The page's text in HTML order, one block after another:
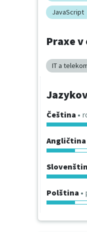
JavaScript
Praxe
IT a
Čeština •
Angličtina
Polština •